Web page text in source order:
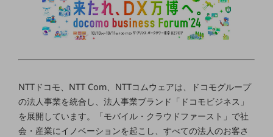
モバイル・ICTサービスをオンラインで
相談・申し込みができるバーチャルショップ
法人向けモバイルトップ
サービス・商品を探す
100回線以上のお問い合わせ・お見積りはこちら
NTTドコモ、NTT Com、NTTコムウェアは、ドコモグループ
の法人事業を統合し、法人事業ブランド「ドコモビジネス」
を展開しています。「モバイル・クラウドファースト」で社
会・産業にイノベーションを起こし、すべての法人のお客さ